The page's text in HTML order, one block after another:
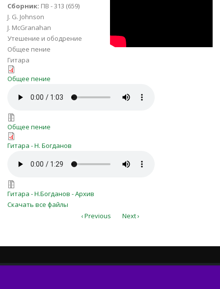
Сборник: ПВ - 313 (659)
J. G. Johnson
J. McGranahan
Утешение и ободрение
Общее пение
Гитара
o-slovo-dorogoe-313.pdf
Общее пение
o-slovo-dorogoe-313.mp3
o-slovo-dorogoe-313.7z
Общее пение
o_Slovo_dorogoe!_(659).pdf
Гитара - Н. Богданов
o_Slovo_dorogoe!_(659).mp3
o_Slovo_dorogoe!_(659).7z
Гитара - Н.Богданов - Архив
Скачать все файлы
‹ Previous Next ›